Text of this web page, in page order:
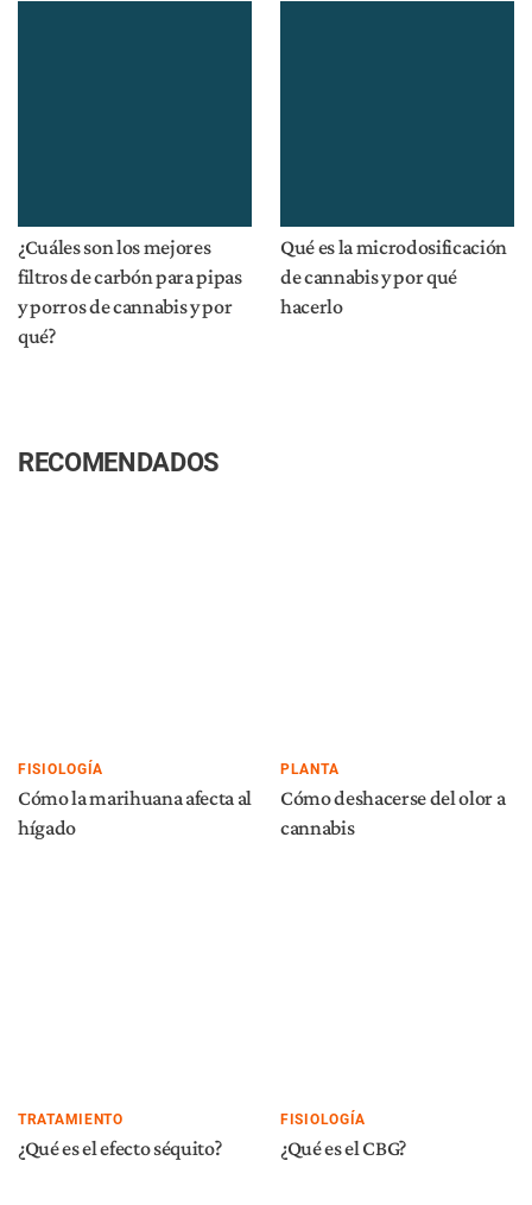
¿Cuáles son los mejores
filtros de carbón para pipas
y porros de cannabis y por
qué?
Qué es la microdosificación
de cannabis y por qué
hacerlo
RECOMENDADOS
FISIOLOGÍA
Cómo la marihuana afecta al
hígado
PLANTA
Cómo deshacerse del olor a
cannabis
TRATAMIENTO
¿Qué es el efecto séquito?
FISIOLOGÍA
¿Qué es el CBG?